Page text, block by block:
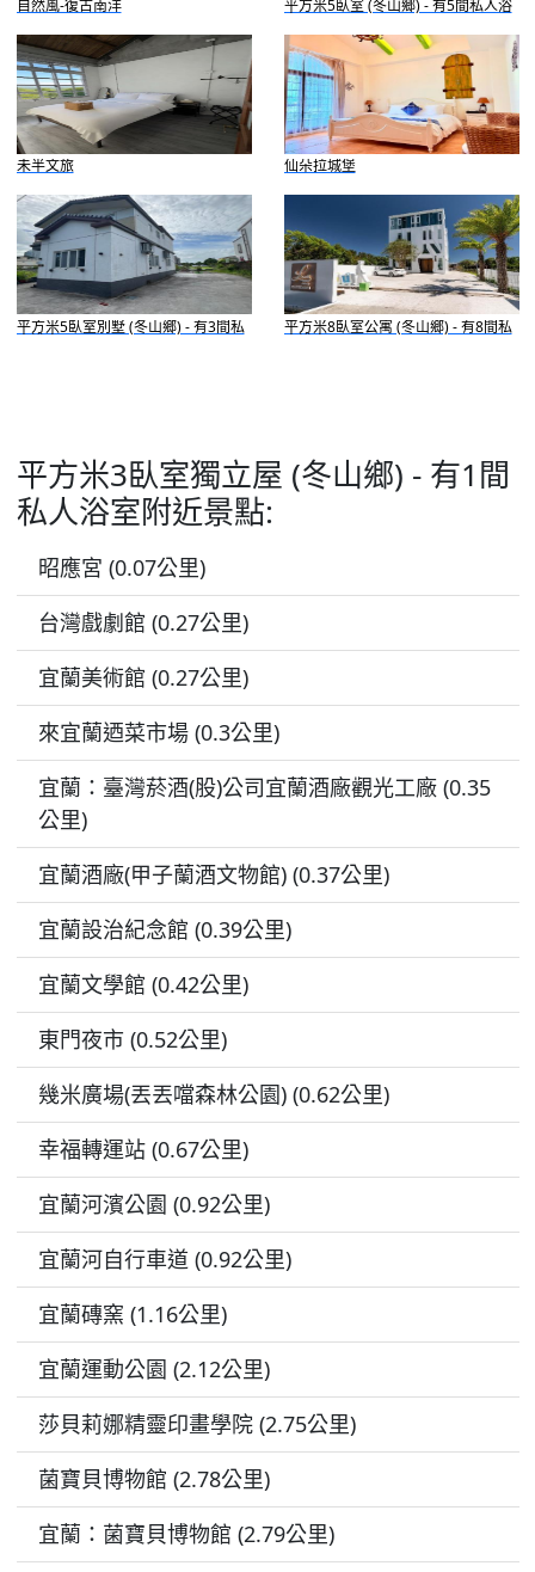
自然風-復古南洋 平方米5臥室 (冬山鄉) - 有5間私人浴
室
未半文旅 仙朵拉城堡
平方米5臥室別墅 (冬山鄉) - 有3間私
人浴室
平方米8臥室公寓 (冬山鄉) - 有8間私
人浴室
平方米3臥室獨立屋 (冬山鄉) - 有1間
私人浴室附近景點:
昭應宮 (0.07公里)
台灣戲劇館 (0.27公里)
宜蘭美術館 (0.27公里)
來宜蘭迺菜市場 (0.3公里)
宜蘭：臺灣菸酒(股)公司宜蘭酒廠觀光工廠 (0.35
公里)
宜蘭酒廠(甲子蘭酒文物館) (0.37公里)
宜蘭設治紀念館 (0.39公里)
宜蘭文學館 (0.42公里)
東門夜市 (0.52公里)
幾米廣場(丟丟噹森林公園) (0.62公里)
幸福轉運站 (0.67公里)
宜蘭河濱公園 (0.92公里)
宜蘭河自行車道 (0.92公里)
宜蘭磚窯 (1.16公里)
宜蘭運動公園 (2.12公里)
莎貝莉娜精靈印畫學院 (2.75公里)
菌寶貝博物館 (2.78公里)
宜蘭：菌寶貝博物館 (2.79公里)